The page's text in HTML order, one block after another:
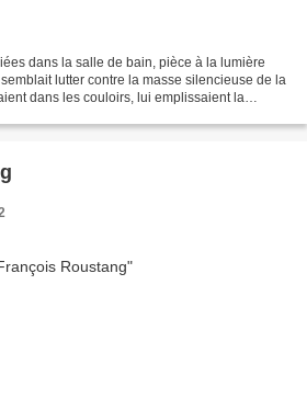
dans la salle de bain, pièce à la lumière
lutter contre la masse silencieuse de la
dans les couloirs, lui emplissaient la